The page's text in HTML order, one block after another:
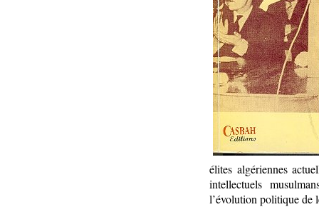
élites algériennes
intellectuels
l’évolution politique de